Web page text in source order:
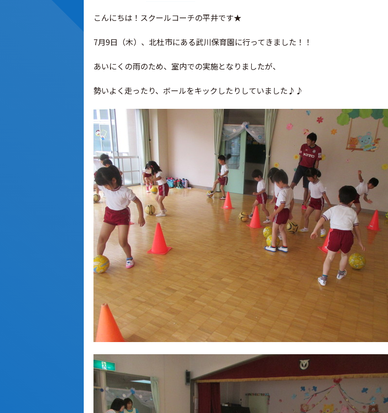
こんにちは！スクールコーチの平井です★
7月9日（木）、北杜市にある武川保育園に行ってきました！！
あいにくの雨のため、室内での実施となりましたが、
勢いよく走ったり、ボールをキックしたりしていました♪♪